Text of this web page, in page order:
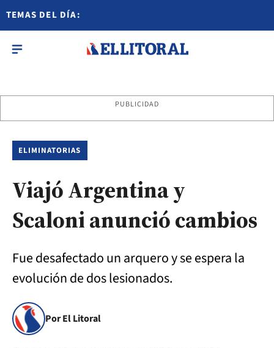
TEMAS DEL DÍA:
PUBLICIDAD
ELIMINATORIAS
Viajó Argentina y
Scaloni anunció cambios
Fue desafectado un arquero y se espera la
evolución de dos lesionados.
Por El Litoral